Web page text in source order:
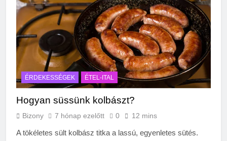
ÉRDEKESSÉGEK ÉTEL-ITAL
Hogyan süssünk kolbászt?
Bizony 7 hónap ezelőtt 0 12 mins
A tökéletes sült kolbász titka a lassú, egyenletes sütés.